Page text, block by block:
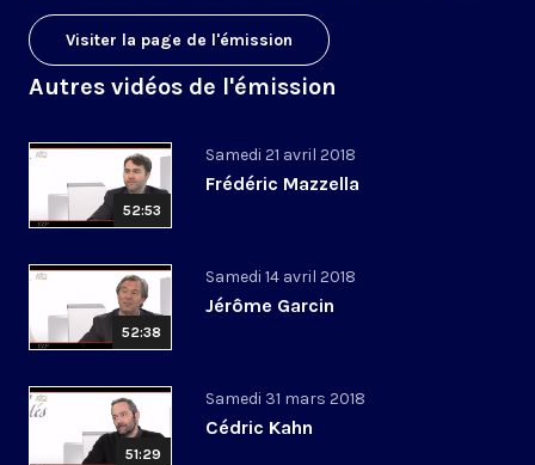
Visiter la page de l'émission
Autres vidéos de l'émission
52:53
Samedi 21 avril 2018
Frédéric Mazzella
52:38
Samedi 14 avril 2018
Jérôme Garcin
51:29
Samedi 31 mars 2018
Cédric Kahn